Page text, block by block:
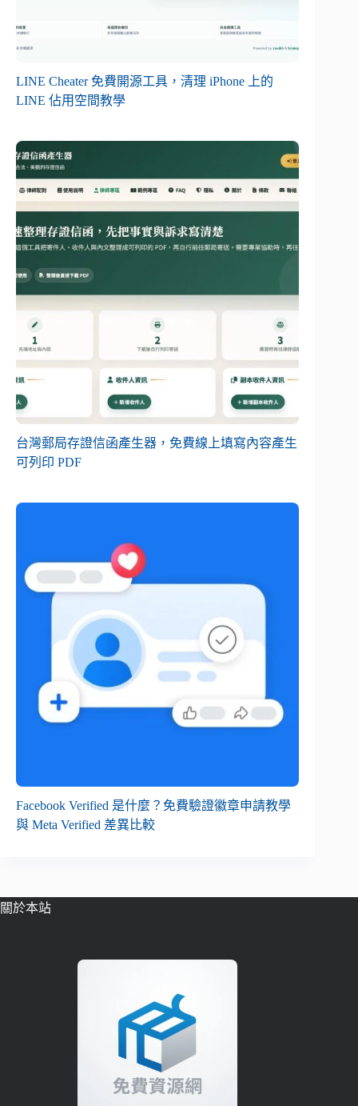
LINE Cheater 免費開源工具，清理 iPhone 上的
LINE 佔用空間教學
台灣郵局存證信函產生器，免費線上填寫內容產生
可列印 PDF
Facebook Verified 是什麼？免費驗證徽章申請教學
與 Meta Verified 差異比較
關於本站